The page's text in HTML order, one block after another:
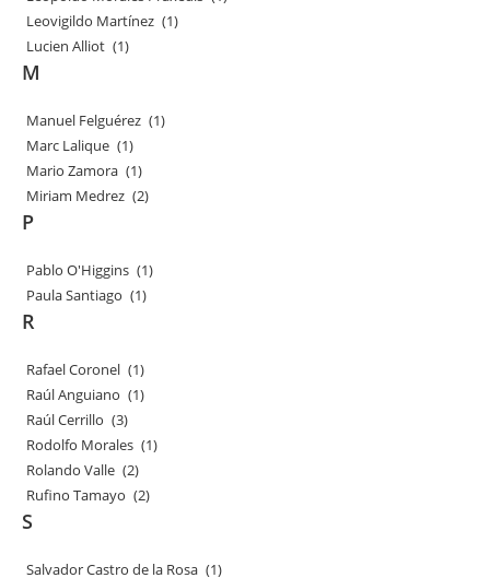
Leovigildo Martínez (1)
Lucien Alliot (1)
M
Manuel Felguérez (1)
Marc Lalique (1)
Mario Zamora (1)
Miriam Medrez (2)
P
Pablo O'Higgins (1)
Paula Santiago (1)
R
Rafael Coronel (1)
Raúl Anguiano (1)
Raúl Cerrillo (3)
Rodolfo Morales (1)
Rolando Valle (2)
Rufino Tamayo (2)
S
Salvador Castro de la Rosa (1)